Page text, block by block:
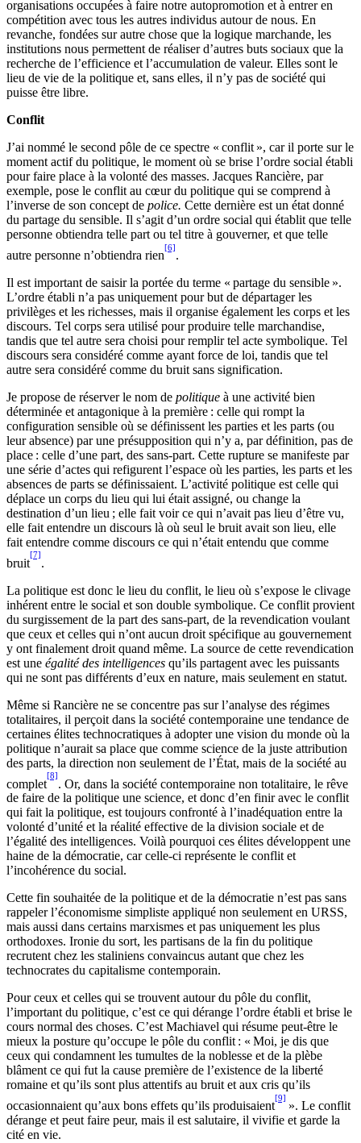
organisations occupées à faire notre autopromotion et à entrer en
compétition avec tous les autres individus autour de nous. En
revanche, fondées sur autre chose que la logique marchande, les
institutions nous permettent de réaliser d’autres buts sociaux que la
recherche de l’efficience et l’accumulation de valeur. Elles sont le
lieu de vie de la politique et, sans elles, il n’y pas de société qui
puisse être libre.
Conflit
J’ai nommé le second pôle de ce spectre « conflit », car il porte sur le
moment actif du politique, le moment où se brise l’ordre social établi
pour faire place à la volonté des masses. Jacques Rancière, par
exemple, pose le conflit au cœur du politique qui se comprend à
l’inverse de son concept de police. Cette dernière est un état donné
du partage du sensible. Il s’agit d’un ordre social qui établit que telle
personne obtiendra telle part ou tel titre à gouverner, et que telle
autre personne n’obtiendra rien
[6]
.
Il est important de saisir la portée du terme « partage du sensible ».
L’ordre établi n’a pas uniquement pour but de départager les
privilèges et les richesses, mais il organise également les corps et les
discours. Tel corps sera utilisé pour produire telle marchandise,
tandis que tel autre sera choisi pour remplir tel acte symbolique. Tel
discours sera considéré comme ayant force de loi, tandis que tel
autre sera considéré comme du bruit sans signification.
Je propose de réserver le nom de politique à une activité bien
déterminée et antagonique à la première : celle qui rompt la
configuration sensible où se définissent les parties et les parts (ou
leur absence) par une présupposition qui n’y a, par définition, pas de
place : celle d’une part, des sans-part. Cette rupture se manifeste par
une série d’actes qui refigurent l’espace où les parties, les parts et les
absences de parts se définissaient. L’activité politique est celle qui
déplace un corps du lieu qui lui était assigné, ou change la
destination d’un lieu ; elle fait voir ce qui n’avait pas lieu d’être vu,
elle fait entendre un discours là où seul le bruit avait son lieu, elle
fait entendre comme discours ce qui n’était entendu que comme
bruit
[7]
.
La politique est donc le lieu du conflit, le lieu où s’expose le clivage
inhérent entre le social et son double symbolique. Ce conflit provient
du surgissement de la part des sans-part, de la revendication voulant
que ceux et celles qui n’ont aucun droit spécifique au gouvernement
y ont finalement droit quand même. La source de cette revendication
est une égalité des intelligences qu’ils partagent avec les puissants
qui ne sont pas différents d’eux en nature, mais seulement en statut.
Même si Rancière ne se concentre pas sur l’analyse des régimes
totalitaires, il perçoit dans la société contemporaine une tendance de
certaines élites technocratiques à adopter une vision du monde où la
politique n’aurait sa place que comme science de la juste attribution
des parts, la direction non seulement de l’État, mais de la société au
complet
[8]
. Or, dans la société contemporaine non totalitaire, le rêve
de faire de la politique une science, et donc d’en finir avec le conflit
qui fait la politique, est toujours confronté à l’inadéquation entre la
volonté d’unité et la réalité effective de la division sociale et de
l’égalité des intelligences. Voilà pourquoi ces élites développent une
haine de la démocratie, car celle-ci représente le conflit et
l’incohérence du social.
Cette fin souhaitée de la politique et de la démocratie n’est pas sans
rappeler l’économisme simpliste appliqué non seulement en URSS,
mais aussi dans certains marxismes et pas uniquement les plus
orthodoxes. Ironie du sort, les partisans de la fin du politique
recrutent chez les staliniens convaincus autant que chez les
technocrates du capitalisme contemporain.
Pour ceux et celles qui se trouvent autour du pôle du conflit,
l’important du politique, c’est ce qui dérange l’ordre établi et brise le
cours normal des choses. C’est Machiavel qui résume peut-être le
mieux la posture qu’occupe le pôle du conflit : « Moi, je dis que
ceux qui condamnent les tumultes de la noblesse et de la plèbe
blâment ce qui fut la cause première de l’existence de la liberté
romaine et qu’ils sont plus attentifs au bruit et aux cris qu’ils
occasionnaient qu’aux bons effets qu’ils produisaient
[9]
». Le conflit
dérange et peut faire peur, mais il est salutaire, il vivifie et garde la
cité en vie.